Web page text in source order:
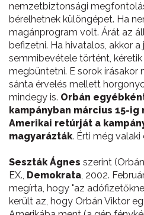
nemzetbiztonsági
bérelhetnek különgépet. Ha
magánprogram volt. Árát az
befizetni. Ha hivatalos, akkor
semmibevétele történt,
megbüntetni. E sorok
sánta érvelés mellett
mindegy is. Orbán
kampányban március 15-ig
Amerikai retúrját a
magyarázták. Érti még
Seszták Ágnes szerint
EX., Demokrata, 2002.
megírta, hogy "az
került az, hogy Orbán Viktor